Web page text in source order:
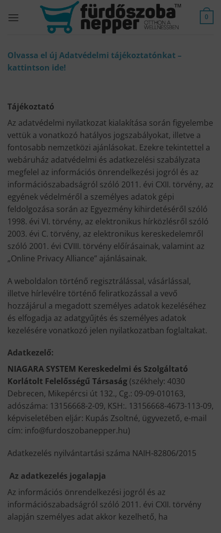
0
Olvassa el új Adatvédelmi tájékoztatónkat –
kattintson ide!
Tájékoztató
Az adatvédelmi nyilatkozat kialakítása során figyelembe
vettük a vonatkozó hatályos jogszabályokat, illetve a
fontosabb nemzetközi ajánlásokat. Ezekre tekintettel a
webáruház adatvédelmi és adatkezelési szabályzata
megfelel az információs önrendelkezési jogról és az
információszabadságról szóló 2011. évi CXII. törvény, az
egyének védelméről a személyes adatok gépi
feldolgozása során az Egyezmény kihirdetéséről szóló
1998. évi VI. törvény, az elektronikus hírközlésről szóló
2003. évi C. törvény, az elektronikus kereskedelemről
szóló 2001. évi CVIII. törvény előírásainak, valamint az
„Online Privacy Alliance” ajánlásainak.
A weboldalon történő regisztrálással, vásárlással,
illetve hírlevélre történő feliratkozással a vevő
hozzájárul a megadott személyes adatok kezeléséhez
és elfogadja az adatgyűjtés és személyes adatok
kezelésére vonatkozó jelen nyilatkozatban foglaltakat.
Adatkezelő:
NIAGARA SYSTEM Kereskedelmi és Szolgáltató
Korlátolt Felelősségű Társaság (székhely: 4030
Debrecen, Mikepércsi út 132., Cg.: 09-09-010163,
adószáma: 13156668-2-09, KSH:. 13156668-4673-113-09,
képviseletében eljár: Kupás Zsoltné, ügyvezető, e-mail
cím: info@furdoszobanepper.hu)
Adatkezelés nyilvántartási száma NAIH-82806/2015
Az adatkezelés jogalapja
Az információs önrendelkezési jogról és az
információszabadságról szóló 2011. évi CXII. törvény
alapján személyes adat akkor kezelhető, ha